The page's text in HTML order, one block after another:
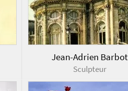
Jean-Adrien Barbot
Sculpteur